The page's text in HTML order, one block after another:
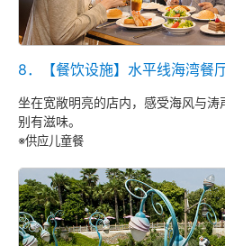
8．【餐饮设施】水平线海湾餐
坐在宽敞明亮的店内，感受海风与
别有滋味。
※供应儿童餐